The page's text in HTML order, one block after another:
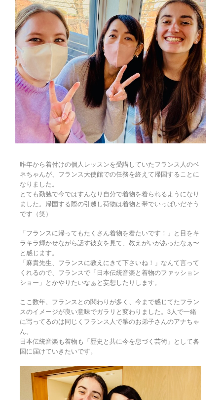
昨年から着付けの個人レッスンを受講していたフランス人のベ
ネちゃんが、フランス大使館での任務を終えて帰国することに
なりました。
とても勤勉で今ではすんなり自分で着物を着られるようになり
ました。帰国する際の引越し荷物は着物と帯でいっぱいだそう
です（笑）
「フランスに帰ってもたくさん着物を着たいです！」と目をキ
ラキラ輝かせながら話す彼女を見て、教えがいがあったなぁ〜
と感じます。
「麻貴先生、フランスに教えにきて下さいね！」なんて言って
くれるので、フランスで「日本伝統音楽と着物のファッション
ショー」とかやりたいなぁと妄想したりします。
ここ数年、フランスとの関わりが多く、今まで感じてたフラン
スのイメージが良い意味でガラリと変わりました。3人で一緒
に写ってるのは同じくフランス人で箏のお弟子さんのアナちゃ
ん。
日本伝統音楽も着物も「歴史と共に今を息づく芸術」として各
国に届けていきたいです。